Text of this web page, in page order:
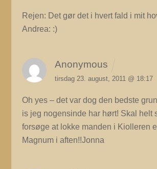
Rejen: Det gør det i hvert fald i mit
Andrea: :)
Anonymous
tirsdag 23. august, 2011 @ 18:17
Oh yes – det var dog den bedste
is jeg nogensinde har hørt! Skal helt
forsøge at lokke manden i Kiolleren
Magnum i aften!!Jonna